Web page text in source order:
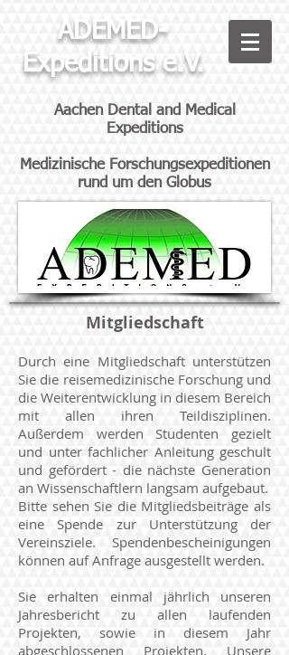
ADEMED-
Expeditions e.V.
Aachen Dental and Medical
Expeditions
Medizinische Forschungsexpeditionen
rund um den Globus
Mitgliedschaft
Durch eine Mitgliedschaft unterstützen
Sie die reisemedizinische Forschung und
die Weiterentwicklung in diesem Bereich
mit allen ihren Teildisziplinen.
Außerdem werden Studenten gezielt
und unter fachlicher Anleitung geschult
und gefördert - die nächste Generation
an Wissenschaftlern langsam aufgebaut.
Bitte sehen Sie die Mitgliedsbeiträge als
eine Spende zur Unterstützung der
Vereinsziele. Spendenbescheinigungen
können auf Anfrage ausgestellt werden.
Sie erhalten einmal jährlich unseren
Jahresbericht zu allen laufenden
Projekten, sowie in diesem Jahr
abgeschlossenen Projekten. Unsere